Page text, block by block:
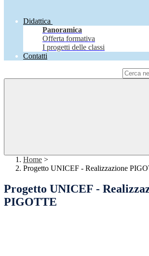
Didattica
Panoramica
Offerta formativa
I progetti delle classi
Contatti
Home >
Progetto UNICEF - Realizzazione
Progetto UNICEF -
PIGOTTE